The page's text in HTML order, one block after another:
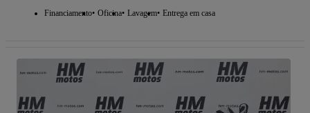
Financiamento Oficina Lavagem Entrega em casa